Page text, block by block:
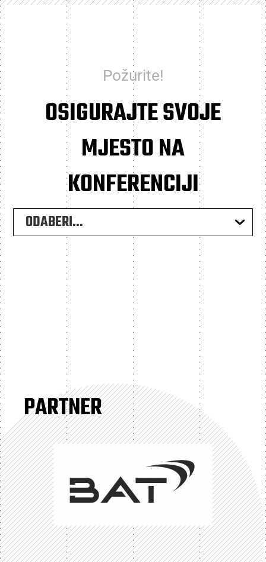
Požurite!
OSIGURAJTE SVOJE
MJESTO NA
KONFERENCIJI
ODABERI...
PARTNER